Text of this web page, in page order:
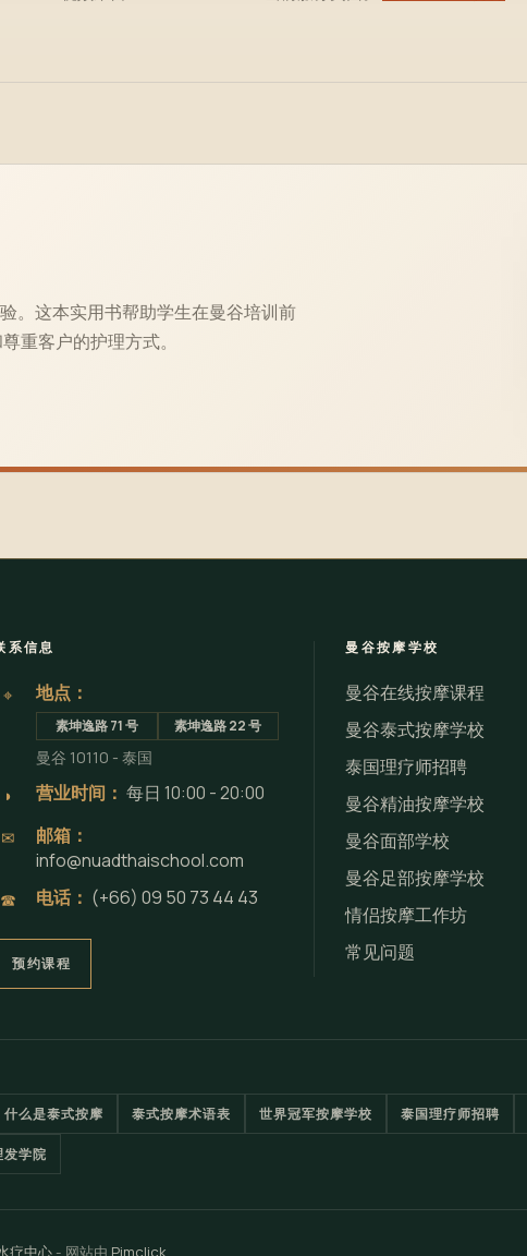
。这本实用书帮助学生在曼谷培训前
重客户的护理方式。
系信息
⌖ 地点：
素坤逸路 71 号 素坤逸路 22 号
曼谷 10110 - 泰国
◗ 营业时间： 每日 10:00 - 20:00
✉
邮箱：
info@nuadthaischool.com
☎ 电话： (+66) 09 50 73 44 43
预约课程
曼谷按摩学校
曼谷在线按摩课程
曼谷泰式按摩学校
泰国理疗师招聘
曼谷精油按摩学校
曼谷面部学校
曼谷足部按摩学校
情侣按摩工作坊
常见问题
什么是泰式按摩 泰式按摩术语表 世界冠军按摩学校 泰国理疗师招聘
发学院
疗中心 - 网站由 Pimclick